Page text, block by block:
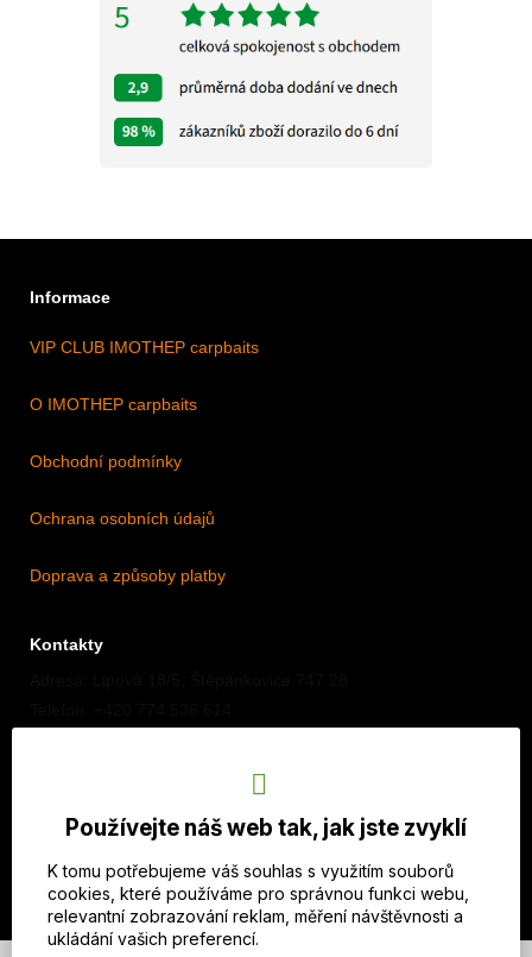
Informace
VIP CLUB IMOTHEP carpbaits
O IMOTHEP carpbaits
Obchodní podmínky
Ochrana osobních údajů
Doprava a způsoby platby
Kontakty
Náš Instagram
Používejte náš web tak, jak jste zvyklí
K tomu potřebujeme váš souhlas s využitím souborů
cookies, které používáme pro správnou funkci webu,
relevantní zobrazování reklam, měření návštěvnosti a
ukládání vašich preferencí.